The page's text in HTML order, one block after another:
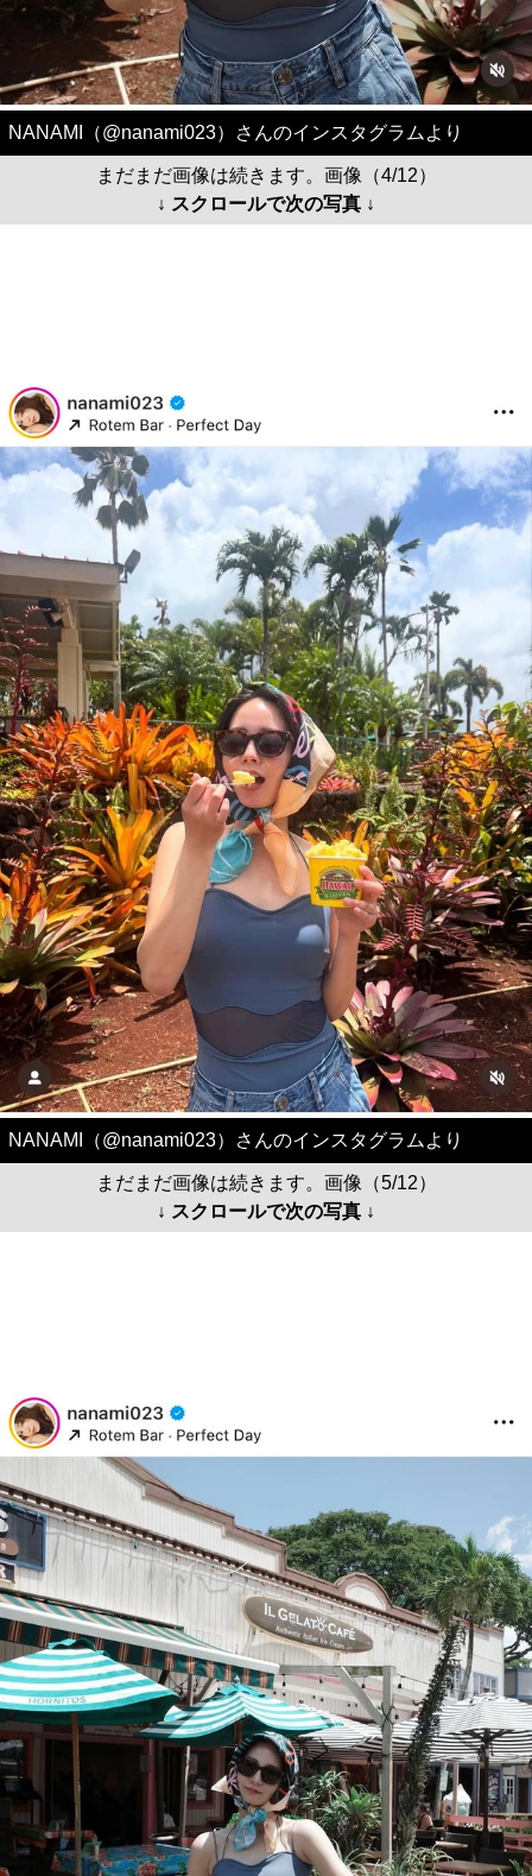
NANAMI（@nanami023）さんのインスタグラムより
まだまだ画像は続きます。画像（4/12）
↓ スクロールで次の写真 ↓
NANAMI（@nanami023）さんのインスタグラムより
まだまだ画像は続きます。画像（5/12）
↓ スクロールで次の写真 ↓